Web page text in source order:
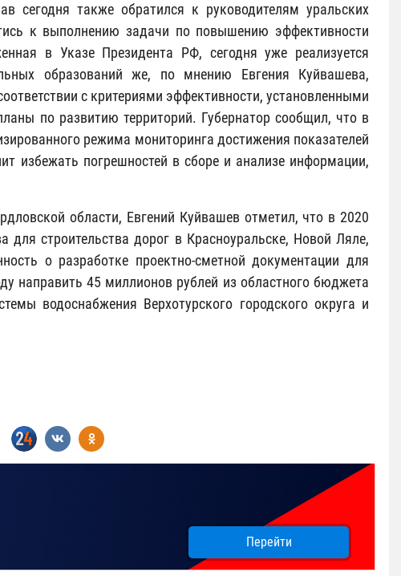
сегодня также обратился к руководителям уральских
к выполнению задачи по повышению эффективности
в Указе Президента РФ, сегодня уже реализуется
образований же, по мнению Евгения Куйвашева,
с критериями эффективности, установленными
по развитию территорий. Губернатор сообщил, что в
режима мониторинга достижения показателей
избежать погрешностей в сборе и анализе информации,
области, Евгений Куйвашев отметил, что в 2020
для строительства дорог в Красноуральске, Новой Ляле,
о разработке проектно-сметной документации для
направить 45 миллионов рублей из областного бюджета
водоснабжения Верхотурского городского округа и
Перейти